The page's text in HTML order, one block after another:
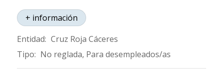
+ información
Entidad: Cruz Roja Cáceres
Tipo: No reglada, Para desempleados/as